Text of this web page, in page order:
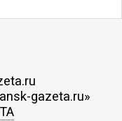
gazeta.ru»